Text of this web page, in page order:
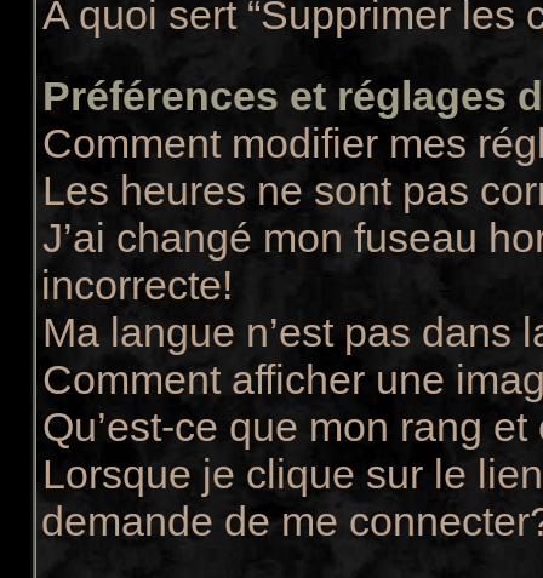
A quoi sert “Supprimer les
Préférences et réglages
Comment modifier mes
Les heures ne sont pas
J’ai changé mon fuseau
incorrecte!
Ma langue n’est pas dans
Comment afficher une
Qu’est-ce que mon rang
Lorsque je clique sur le
demande de me